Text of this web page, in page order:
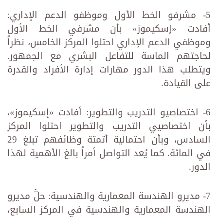
5- مشرفو الخط الأول وموظفو الدعم الإداري:
أفادت «إسكيموز» بأن مشرفي الخط الأول
وموظفي الدعم الإداري احتلوا المركز الخامس، نظراً
لحاجتهم الماسة للتفاعل البشري مع الجمهور.
ويتطلب هذا الدور مهارات إدارة الأفراد والقدرة
على القيادة.
6- اختصاصيو التدريب والتطوير: أفادت «إسكيموز»،
بأن اختصاصيي التدريب والتطوير احتلوا المركز
السادس، وبأن احتمالية أتمتة وظائفهم تبلغ 29
في المائة. كما يُعد التواصل أمراً بالغ الأهمية لهذا
الدور.
7- مديرو الهندسة المعمارية والهندسية: حلَّ مديرو
الهندسة المعمارية والهندسية في المركز السابع،